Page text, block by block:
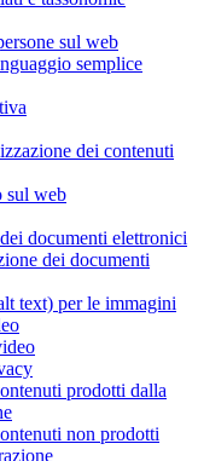
sul web
semplice
dei contenuti
sul web
documenti elettronici
dei documenti
text) per le immagini
prodotti dalla
non prodotti